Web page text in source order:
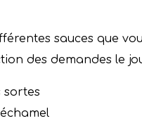
sauces que
des demandes le
sortes